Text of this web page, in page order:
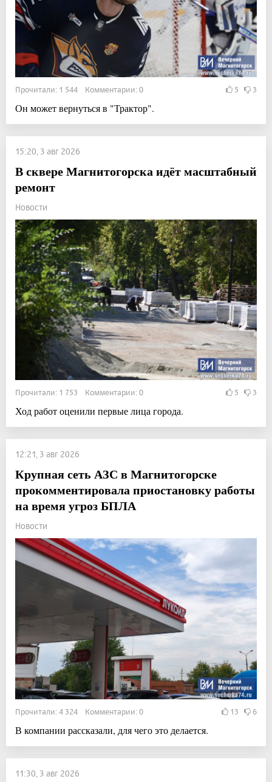
Прочитали: 1 544 Комментарии: 0 5 3
Он может вернуться в "Трактор".
15:20, 3 авг 2026
В сквере Магнитогорска идёт масштабный
ремонт
Новости
Прочитали: 1 753 Комментарии: 0 5 3
Ход работ оценили первые лица города.
12:21, 3 авг 2026
Крупная сеть АЗС в Магнитогорске
прокомментировала приостановку работы
на время угроз БПЛА
Новости
Прочитали: 4 324 Комментарии: 0 13 6
В компании рассказали, для чего это делается.
11:30, 3 авг 2026